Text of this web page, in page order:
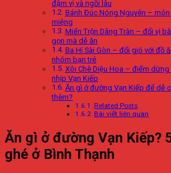
đậm vị và ngồi lâu
Bánh Đúc Nóng Nguyên –
miệng
Miến Trộn Dâng Tràn – đổi vị
gọn mà dễ ăn
Ba Hí Sài Gòn – đổi gió với đồ
nhóm bạn trẻ
Xôi Chè Diệu Hoa – điểm
nhịp Vạn Kiếp
Ăn gì ở đường Vạn Kiếp để dễ
thèm?
Related Posts
Bài viết liên quan
Ăn gì ở đường Vạn Kiếp?
ghé ở Bình Thạnh